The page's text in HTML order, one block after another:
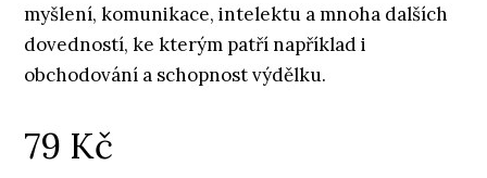
myšlení, komunikace, intelektu a mnoha dalších
dovedností, ke kterým patří například i
obchodování a schopnost výdělku.
79 Kč